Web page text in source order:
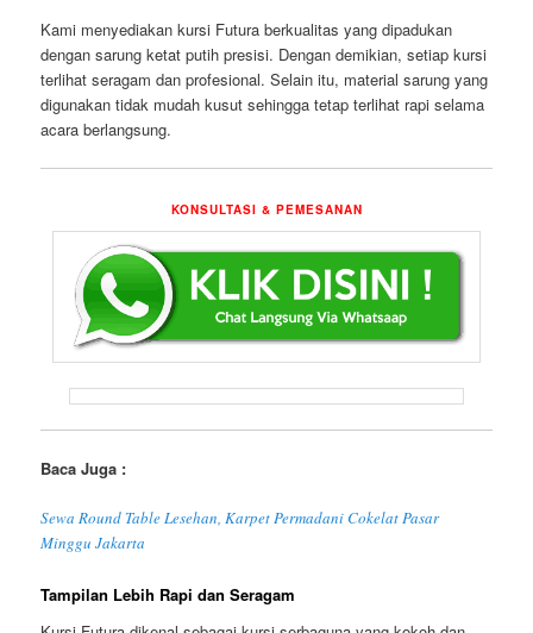
Kami menyediakan kursi Futura berkualitas yang dipadukan
dengan sarung ketat putih presisi. Dengan demikian, setiap kursi
terlihat seragam dan profesional. Selain itu, material sarung yang
digunakan tidak mudah kusut sehingga tetap terlihat rapi selama
acara berlangsung.
KONSULTASI & PEMESANAN
Baca Juga :
Sewa Round Table Lesehan, Karpet Permadani Cokelat Pasar
Minggu Jakarta
Tampilan Lebih Rapi dan Seragam